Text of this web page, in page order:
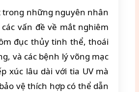
trong những nguyên nhân
vấn đề về mắt nghiêm
đục thủy tinh thể, thoái
và các bệnh lý võng mạc
xúc lâu dài với tia UV mà
vệ thích hợp có thể dẫn